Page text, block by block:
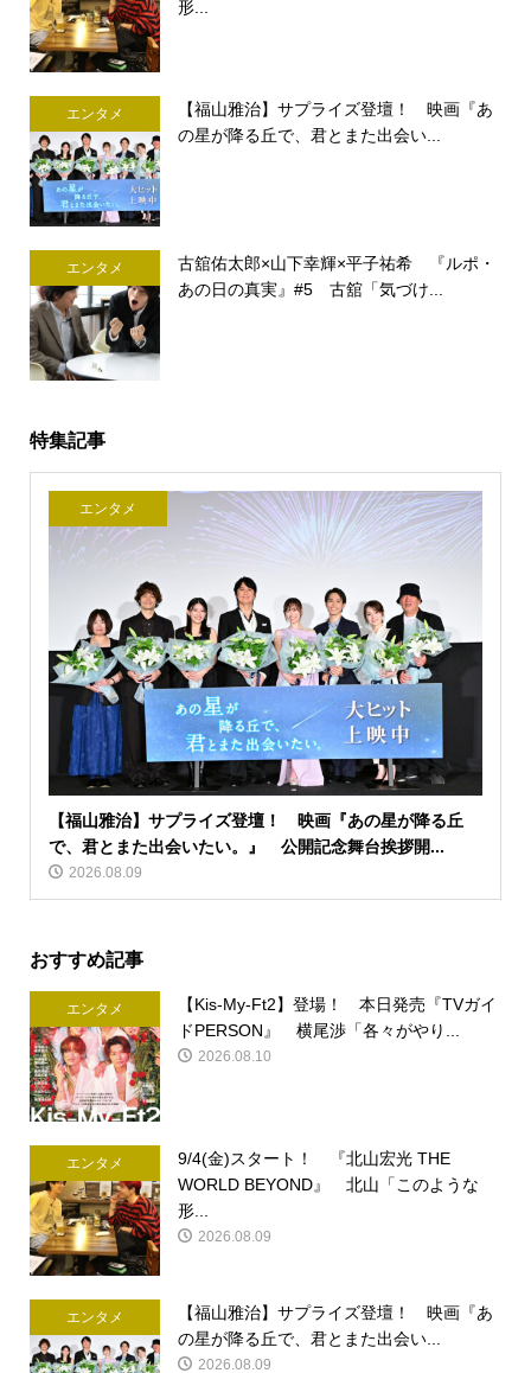
形...
エンタメ
【福山雅治】サプライズ登壇！ 映画『あ
の星が降る丘で、君とまた出会い...
エンタメ
古舘佑太郎×山下幸輝×平子祐希 『ルポ・
あの日の真実』#5 古舘「気づけ...
特集記事
エンタメ
【福山雅治】サプライズ登壇！ 映画『あの星が降る丘
で、君とまた出会いたい。』 公開記念舞台挨拶開...
2026.08.09
おすすめ記事
エンタメ
【Kis-My-Ft2】登場！ 本日発売『TVガイ
ドPERSON』 横尾渉「各々がやり...
2026.08.10
エンタメ
9/4(金)スタート！ 『北山宏光 THE
WORLD BEYOND』 北山「このような
形...
2026.08.09
エンタメ
【福山雅治】サプライズ登壇！ 映画『あ
の星が降る丘で、君とまた出会い...
2026.08.09